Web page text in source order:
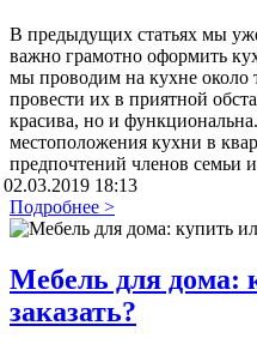
В предыдущих статьях мы
важно грамотно оформить
мы проводим на кухне около
провести их в приятной
красива, но и
местоположения кухни в
предпочтений членов семьи
02.03.2019 18:13
Подробнее >
Мебель для дома:
заказать?